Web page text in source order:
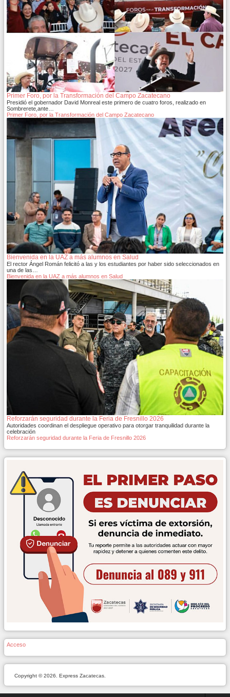
Primer Foro, por la Transformación del Campo Zacatecano
Presidió el gobernador David Monreal este primero de cuatro foros, realizado en
Sombrerete,ante…
Primer Foro, por la Transformación del Campo Zacatecano
Bienvenida en la UAZ a más alumnos en Salud
El rector Ángel Román felicitó a las y los estudiantes por haber sido seleccionados en
una de las…
Bienvenida en la UAZ a más alumnos en Salud
Reforzarán seguridad durante la Feria de Fresnillo 2026
Autoridades coordinan el despliegue operativo para otorgar tranquilidad durante la
celebración
Reforzarán seguridad durante la Feria de Fresnillo 2026
Acceso
Copyright © 2026. Express Zacatecas.